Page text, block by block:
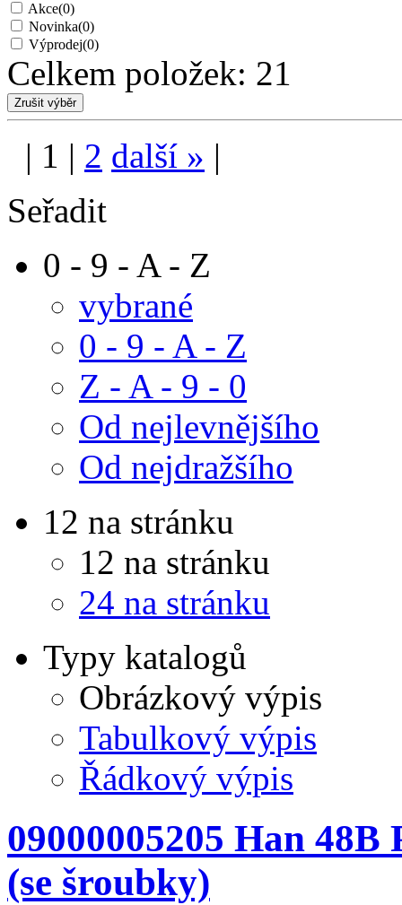
Akce(0)
Novinka(0)
Výprodej(0)
Celkem položek: 21
| 1 | 2 další » |
Seřadit
0 - 9 - A - Z
vybrané
0 - 9 - A - Z
Z - A - 9 - 0
Od nejlevnějšího
Od nejdražšího
12 na stránku
12 na stránku
24 na stránku
Typy katalogů
Obrázkový výpis
Tabulkový výpis
Řádkový výpis
09000005205 Han
(se šroubky)